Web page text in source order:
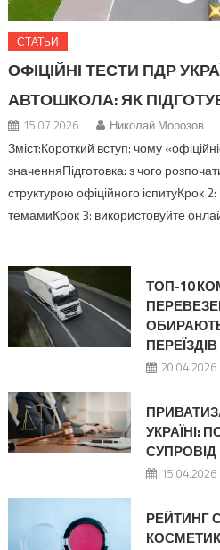
СТАТЬИ
ОФІЦІЙНІ ТЕСТИ ПДР
АВТОШКОЛА: ЯК
15.07.2026 Николай Морозов
Зміст:Короткий вступ: чому
значенняПідготовка: з чого
структурою офіційного іспитуКрок 2:
темамиКрок 3: використовуйте
ТОП-10
ПЕРЕЇЗДІВ
20.04.2026
УКРАЇНІ:
СУПРОВІД
15.04.2026
РЕЙТИНГ